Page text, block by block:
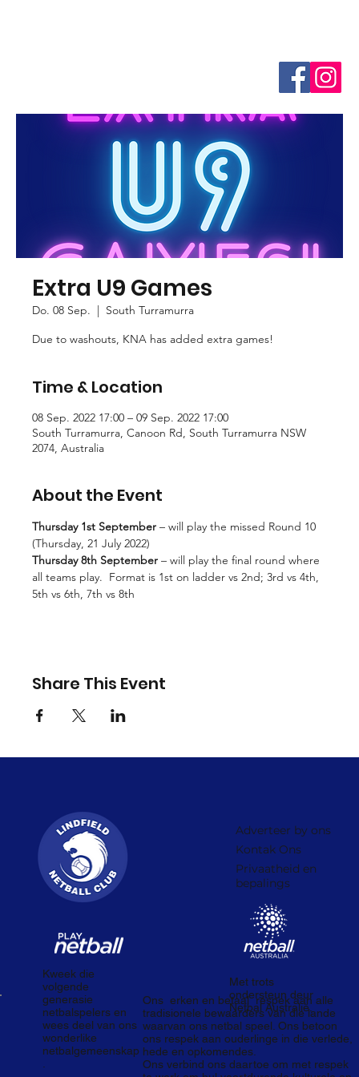
Extra U9 Games
Do. 08 Sep.
  |
South Turramurra
Due to washouts, KNA has added extra games!
Time & Location
08 Sep. 2022 17:00 – 09 Sep. 2022 17:00
South Turramurra, Canoon Rd, South Turramurra NSW
2074, Australia
About the Event
Thursday 1st September – will play the missed Round 10
(Thursday, 21 July 2022)
Thursday 8th September – will play the final round where
all teams play.  Format is 1st on ladder vs 2nd; 3rd vs 4th,
5th vs 6th, 7th vs 8th
Share This Event
Adverteer by ons
Kontak Ons
Privaatheid en
bepalings
Met trots
ondersteun deur
Netbal Australië.
Kweek die
volgende
generasie
netbalspelers en
wees deel van ons
wonderlike
netbalgemeenskap
Ons erken en betaal respek aan alle
tradisionele bewaarders van die lande
waarvan ons netbal speel. Ons betoon
ons respek aan ouderlinge in die verlede,
hede en opkomendes.
Ons verbind ons daartoe om met respek